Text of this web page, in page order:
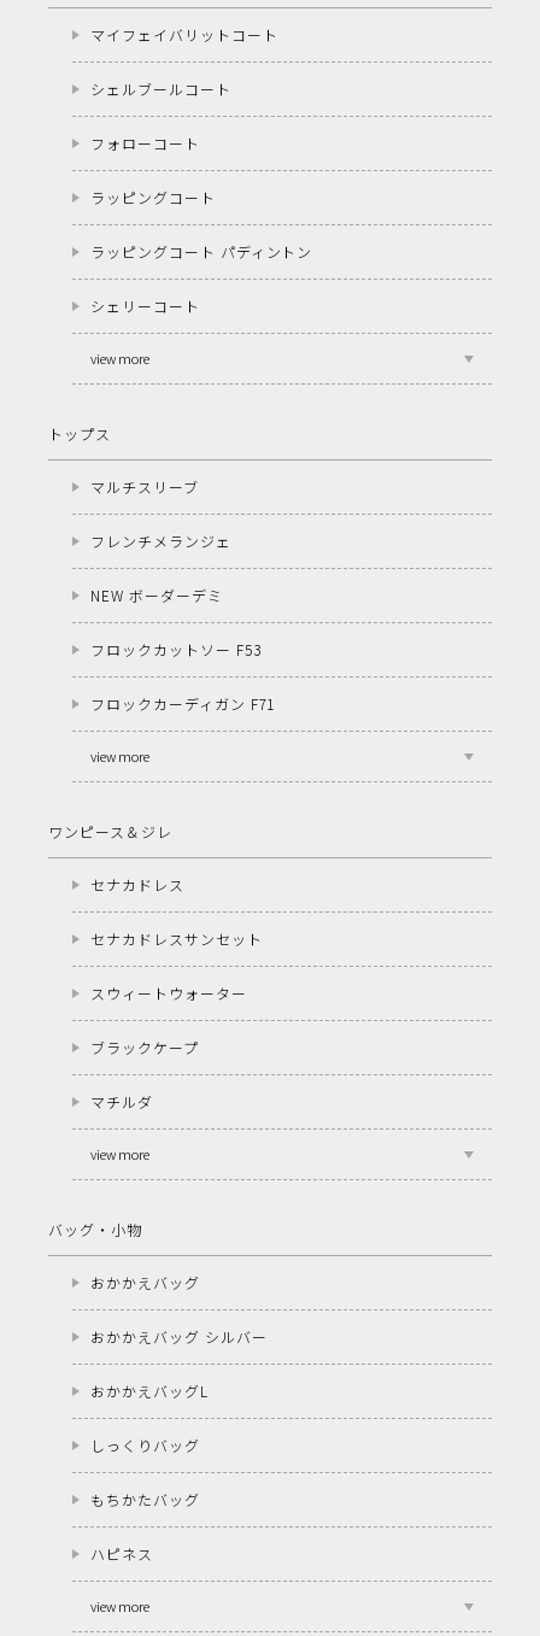
マイフェイバリットコート
シェルブールコート
フォローコート
ラッピングコート
ラッピングコート パディントン
シェリーコート
view more
トップス
マルチスリーブ
フレンチメランジェ
NEW ボーダーデミ
フロックカットソー F53
フロックカーディガン F71
view more
ワンピース＆ジレ
セナカドレス
セナカドレスサンセット
スウィートウォーター
ブラックケープ
マチルダ
view more
バッグ・小物
おかかえバッグ
おかかえバッグ シルバー
おかかえバッグL
しっくりバッグ
もちかたバッグ
ハピネス
view more